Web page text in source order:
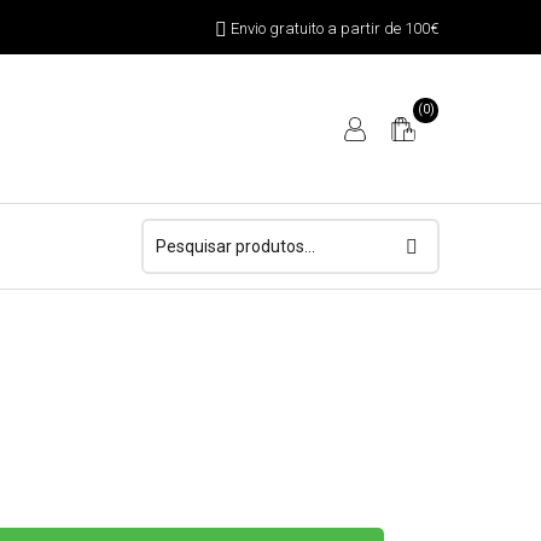
Envio gratuito a partir de 100€
(0)